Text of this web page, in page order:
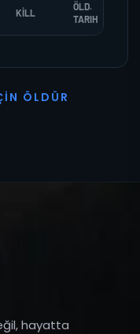
KILL
ÖLD.
TARIH
I N Ö L D Ü R
hayatta